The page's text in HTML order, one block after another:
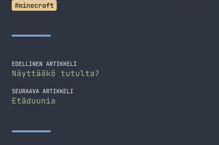
#minecraft
EDELLINEN ARTIKKELI
Näyttääkö tutulta?
SEURAAVA ARTIKKELI
Etäduunia